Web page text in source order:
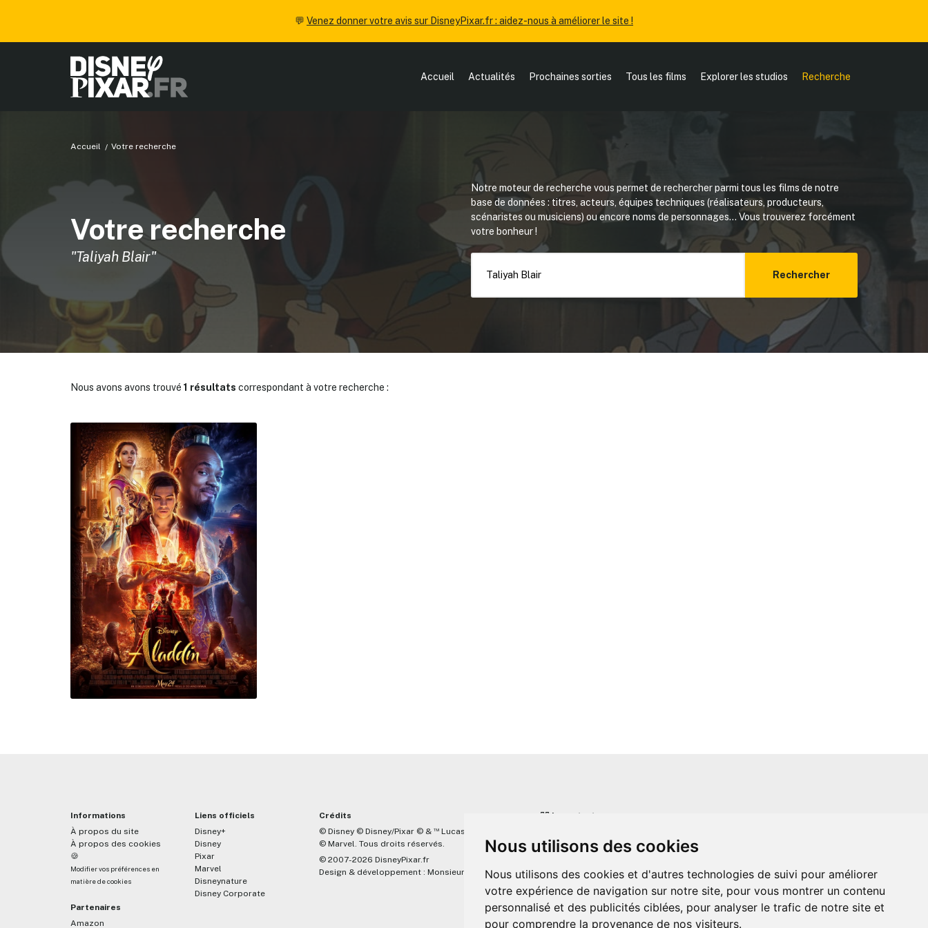
Nous utilisons des cookies
Nous utilisons des cookies et d'autres technologies de suivi pour améliorer
votre expérience de navigation sur notre site, pour vous montrer un contenu
personnalisé et des publicités ciblées, pour analyser le trafic de notre site et
pour comprendre la provenance de nos visiteurs.
💬 Venez donner votre avis sur DisneyPixar.fr : aidez-nous à améliorer le site !
Accueil Actualités Prochaines sorties Tous les films Explorer les studios Recherche
Accueil Votre recherche
Votre recherche
"Taliyah Blair"
Notre moteur de recherche vous permet de rechercher parmi tous les films de notre
base de données : titres, acteurs, équipes techniques (réalisateurs, producteurs,
scénaristes ou musiciens) ou encore noms de personnages... Vous trouverez forcément
votre bonheur !
Rechercher
Nous avons avons trouvé 1 résultats correspondant à votre recherche :
Informations
À propos du site
À propos des cookies
🍪
Modifier vos préférences en
matière de cookies
Partenaires
Amazon
Liens officiels
Disney+
Disney
Pixar
Marvel
Disneynature
Disney Corporate
Crédits
© Disney © Disney/Pixar © & ™ Lucasfilm LTD
© Marvel. Tous droits réservés.
© 2007-2026 DisneyPixar.fr
Design & développement : MonsieurPaul
☝🏼 Important
lié de quelque manière que ce soit avec The Walt Disney
associés. Toute demande adressée aux studios Disney ou
Pixar sera ignorée. Merci de votre compréhension.
✕